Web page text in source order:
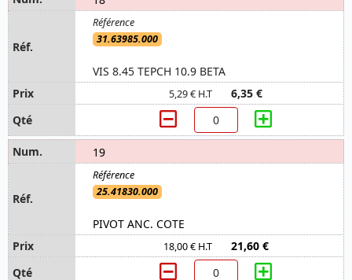
31.63985.000
VIS 8.45 TEPCH 10.9 BETA
5,29 € H.T 6,35 €
19
25.41830.000
PIVOT ANC. COTE
18,00 € H.T 21,60 €